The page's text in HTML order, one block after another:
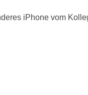
iPhone vom